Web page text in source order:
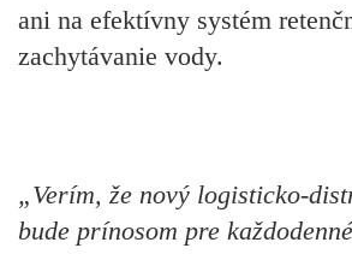
ani na efektívny systém
zachytávanie vody.
„Verím, že nový logisticko-
bude prínosom pre